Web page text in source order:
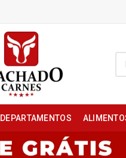
DEPARTAMENTOS